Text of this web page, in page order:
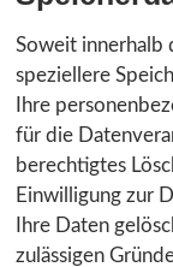
Soweit innerhalb
speziellere
Ihre
für die
berechtigtes
Einwilligung zur
Ihre Daten
zulässigen